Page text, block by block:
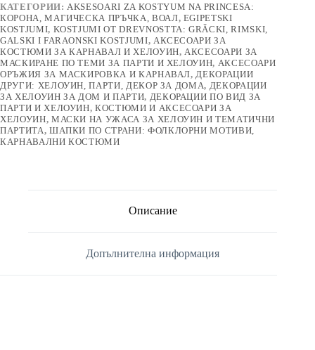
КАТЕГОРИИ: AKSESOARI ZA KOSTYUM NA PRINCESA:
КОРОНА, МАГИЧЕСКА ПРЪЧКА, ВОАЛ, EGIPETSKI
KOSTJUMI, KOSTJUMI OT DREVNOSTTA: GRǍCKI, RIMSKI,
GALSKI I FARAONSKI KOSTJUMI, АКСЕСОАРИ ЗА
КОСТЮМИ ЗА КАРНАВАЛ И ХЕЛОУИН, АКСЕСОАРИ ЗА
МАСКИРАНЕ ПО ТЕМИ ЗА ПАРТИ И ХЕЛОУИН, АКСЕСОАРИ
ОРЪЖИЯ ЗА МАСКИРОВКА И КАРНАВАЛ, ДЕКОРАЦИИ
ДРУГИ: ХЕЛОУИН, ПАРТИ, ДЕКОР ЗА ДОМА, ДЕКОРАЦИИ
ЗА ХЕЛОУИН ЗА ДОМ И ПАРТИ, ДЕКОРАЦИИ ПО ВИД ЗА
ПАРТИ И ХЕЛОУИН,КОСТЮМИ И АКСЕСОАРИ ЗА
ХЕЛОУИН, МАСКИ НА УЖАСА ЗА ХЕЛОУИН И ТЕМАТИЧНИ
ПАРТИТА, ШАПКИ ПО СТРАНИ: ФОЛКЛОРНИ МОТИВИ,
КАРНАВАЛНИ КОСТЮМИ
Описание
Допълнителна информация